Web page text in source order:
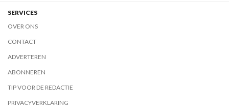
SERVICES
OVER ONS
CONTACT
ADVERTEREN
ABONNEREN
TIP VOOR DE REDACTIE
PRIVACYVERKLARING